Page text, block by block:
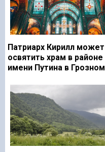
Патриарх Кирилл может
освятить храм в районе
имени Путина в Грозном